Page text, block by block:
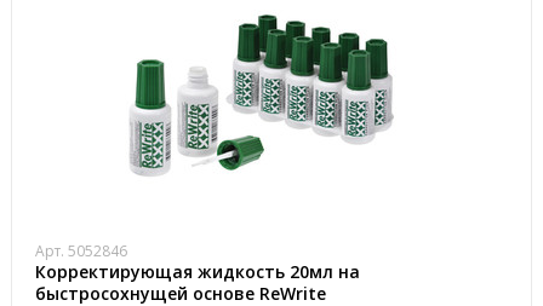
Арт. 5052846
Корректирующая жидкость 20мл на
быстросохнущей основе ReWrite